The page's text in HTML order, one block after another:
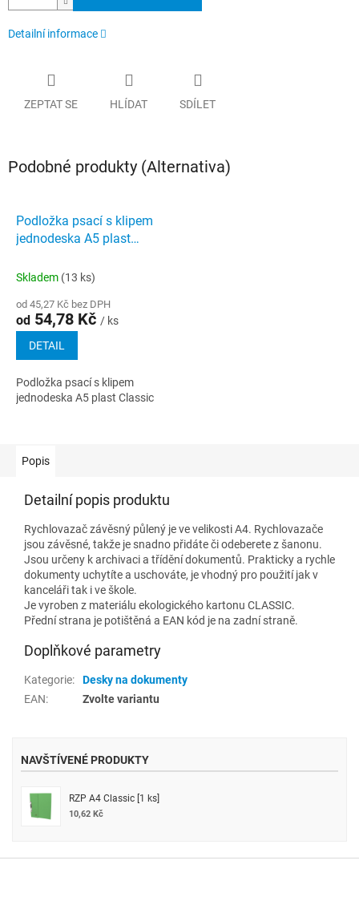
Detailní informace
ZEPTAT SE HLÍDAT SDÍLET
Podobné produkty (Alternativa)
Podložka psací s klipem
jednodeska A5 plast
Skladem (13 ks)
od 45,27 Kč bez DPH
od 54,78 Kč / ks
DETAIL
Podložka psací s klipem
jednodeska A5 plast Classic
Popis
Detailní popis produktu
Rychlovazač závěsný půlený je ve velikosti A4. Rychlovazače
jsou závěsné, takže je snadno přidáte či odeberete z šanonu.
Jsou určeny k archivaci a třídění dokumentů. Prakticky a rychle
dokumenty uchytíte a uschováte, je vhodný pro použití jak v
kanceláři tak i ve škole.
Je vyroben z materiálu ekologického kartonu CLASSIC.
Přední strana je potištěná a EAN kód je na zadní straně.
Doplňkové parametry
Kategorie:
Desky na dokumenty
EAN: Zvolte variantu
NAVŠTÍVENÉ PRODUKTY
RZP A4 Classic [1 ks]
10,62 Kč